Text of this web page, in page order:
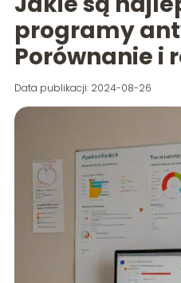
programy
Porównanie i
Data publikacji: 2024-08-26